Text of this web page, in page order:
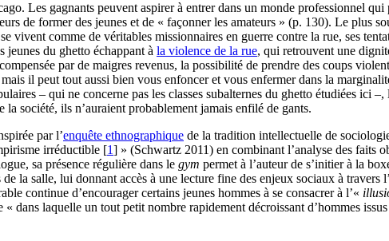
Les gagnants peuvent aspirer à entrer dans un monde professionnel
de former des jeunes et de « façonner les amateurs » (p. 130). Le plus
vivent comme de véritables missionnaires en guerre contre la rue, ses
du ghetto échappant à la violence de la rue, qui retrouvent une
par de maigres revenus, la possibilité de prendre des coups
il peut tout aussi bien vous enfoncer et vous enfermer dans la
– qui ne concerne pas les classes subalternes du ghetto étudiées ici
société, ils n’auraient probablement jamais enfilé de gants.
par l’enquête ethnographique de la tradition intellectuelle de
irréductible [1] » (Schwartz 2011) en combinant l’analyse des faits
sa présence régulière dans le gym permet à l’auteur de s’initier à la
la salle, lui donnant accès à une lecture fine des enjeux sociaux à
continue d’encourager certains jeunes hommes à se consacrer à l’«
dans laquelle un tout petit nombre rapidement décroissant d’hommes